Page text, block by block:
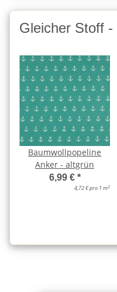
Gleicher Stoff
Baumwollpopeline
Anker - altgrün
6,99 € *
4,72 € pro 1 m2